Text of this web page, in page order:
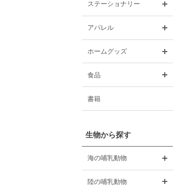
ステーショナリー
アパレル
ホームグッズ
食品
書籍
生物から探す
海の哺乳動物
陸の哺乳動物